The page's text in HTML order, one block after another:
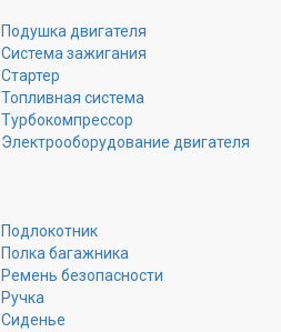
Подушка двигателя
Система зажигания
Стартер
Топливная система
Турбокомпрессор
Электрооборудование двигателя
Подлокотник
Полка багажника
Ремень безопасности
Ручка
Сиденье